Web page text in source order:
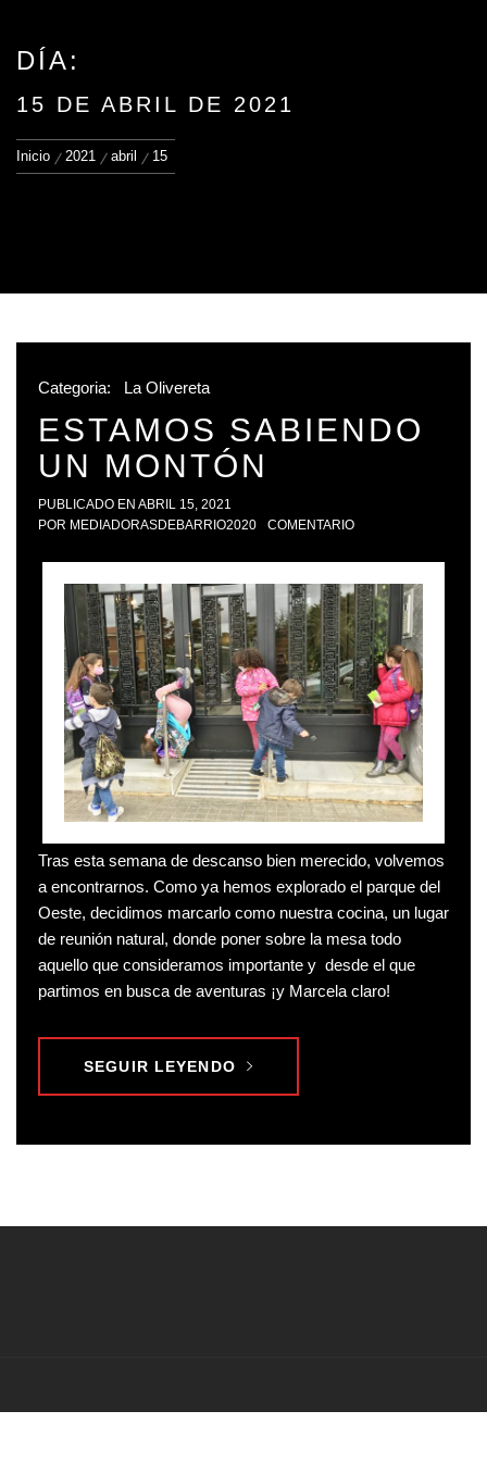
DÍA:
15 DE ABRIL DE 2021
Inicio 2021 abril 15
Categoria: La Olivereta
ESTAMOS SABIENDO
UN MONTÓN
PUBLICADO EN ABRIL 15, 2021
POR MEDIADORASDEBARRIO2020 COMENTARIO
Tras esta semana de descanso bien merecido, volvemos
a encontrarnos. Como ya hemos explorado el parque del
Oeste, decidimos marcarlo como nuestra cocina, un lugar
de reunión natural, donde poner sobre la mesa todo
aquello que consideramos importante y desde el que
partimos en busca de aventuras ¡y Marcela claro!
SEGUIR LEYENDO